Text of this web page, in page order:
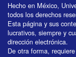
Hecho en México,
todos los derechos
Esta página y sus
lucrativos, siempre y
dirección electrónica.
De otra forma,